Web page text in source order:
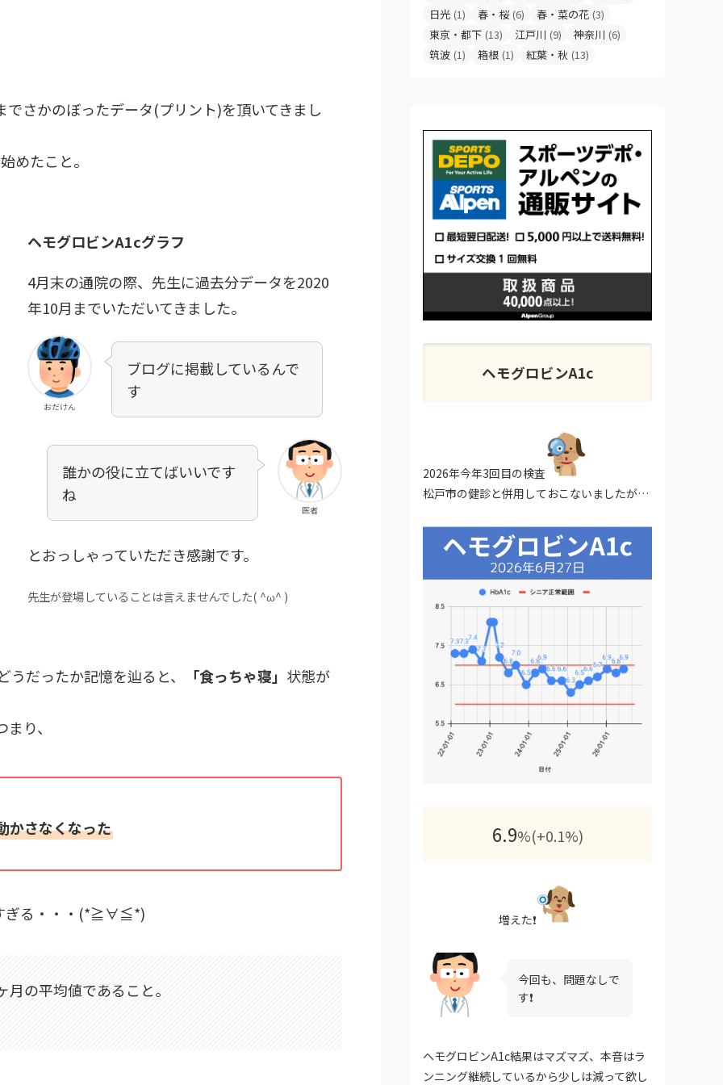
さかのぼったデータ(プリント)を頂いてきまし
めたこと。
ヘモグロビンA1cグラフ
4月末の通院の際、先生に過去分データを2020
年10月までいただいてきました。
おだけん
ブログに掲載しているんで
す
医者
誰かの役に立てばいいです
ね
とおっしゃっていただき感謝です。
先生が登場していることは言えませんでした( ^ω^ )
だったか記憶を辿ると、 「食っちゃ寝」 状態が
り、
かさなくなった
ぎる・・・(*≧∀≦*)
の平均値であること。
日光 (1) 春・桜 (6) 春・菜の花 (3)
東京・都下 (13) 江戸川 (9) 神奈川 (6)
筑波 (1) 箱根 (1) 紅葉・秋 (13)
ヘモグロビンA1c
2026年今年3回目の検査
松戸市の健診と併用しておこないましたが…
6.9%(+0.1%)
増えた❗️
今回も、問題なしで
す❗️
ヘモグロビンA1c結果はマズマズ、本音はラ
ンニング継続しているから少しは減って欲し